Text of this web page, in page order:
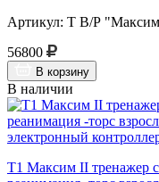
Артикул: Т В/Р
56800
В корзину
В наличии
Т1 Максим II тренажер